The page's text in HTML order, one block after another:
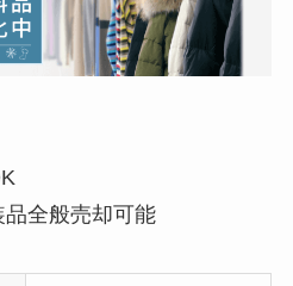
全般売却可能